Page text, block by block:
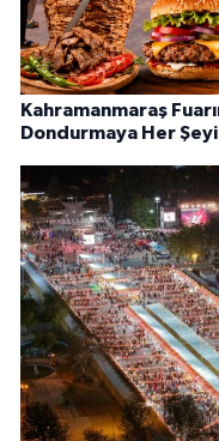
Kahramanmaraş
Dondurmaya Her